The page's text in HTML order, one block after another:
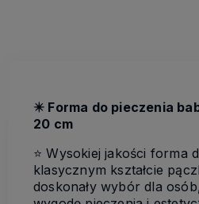
✴️ Forma do pieczenia
20 cm
⭐️ Wysokiej jakości forma
klasycznym kształcie
doskonały wybór dla